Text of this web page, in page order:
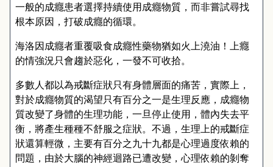
一般的成癮患者選擇持續使用成癮物質，而非嘗試尋找
根本原因，打破成癮的循環。
海洛因成癮者重覆吸食成癮性藥物猶如火上澆油！上癮
的情強況只會趨於惡化，一發不可收拾。
多數人都以為戒斷症狀只有身體層面的痛苦，實際上，
對於成癮物質的渴望只有百分之一是生理反應，成癮物
質改變了身體的生理功能，一旦停止使用，體內失去平
衡，將產生種種不舒服之症狀。不過，生理上的戒斷症
狀還算輕微，主要有百分之九十九都是心理過度依賴的
問題，由於大腦的神經迴路已遭改變，心理依賴的剝奪